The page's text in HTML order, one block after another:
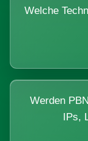
Welche
Werden
IPs,